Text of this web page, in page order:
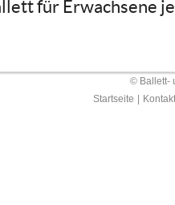
für Erwachsene
© Ballett-
Startseite
Kontakt